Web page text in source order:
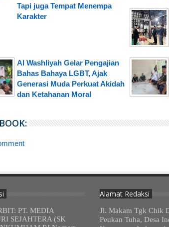
Tapi juga Tempat Menempa
Karakter
Al Washliyah Gelar Pengajian
Bahas Bahaya LGBT, Ajak
Generasi Muda Perkuat Akidah
dan Ketahanan Moral
PT. MEDIA
SEJAHTERA (SK
Alamat Redaksi
Jl. Makam Tgk Chik
Peukan Tuha, Desa